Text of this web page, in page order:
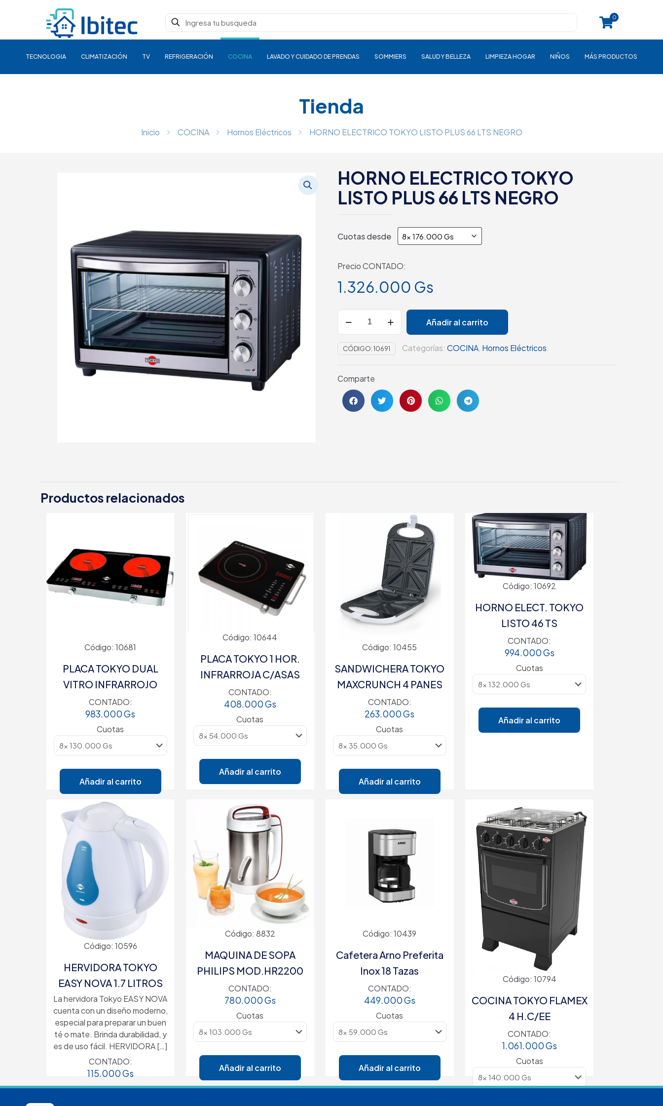
0
TECNOLOGIA CLIMATIZACIÓN TV REFRIGERACIÓN COCINA LAVADO Y CUIDADO DE PRENDAS SOMMIERS SALUD Y BELLEZA LIMPIEZA HOGAR NIÑOS MÁS PRODUCTOS
Tienda
Inicio COCINA Hornos Eléctricos HORNO ELECTRICO TOKYO LISTO PLUS 66 LTS NEGRO
HORNO ELECTRICO TOKYO
LISTO PLUS 66 LTS NEGRO
Cuotas desde
Precio CONTADO:
1.326.000 Gs
Añadir al carrito
CÓDIGO:10691 Categorías: COCINA Hornos Eléctricos
Comparte
Productos relacionados
Código: 10681
PLACA TOKYO DUAL
VITRO INFRARROJO
CONTADO:
983.000Gs
Cuotas
Añadir al carrito
Código: 10644
PLACA TOKYO 1 HOR.
INFRARROJA C/ASAS
CONTADO:
408.000Gs
Cuotas
Añadir al carrito
Código: 10455
SANDWICHERA TOKYO
MAXCRUNCH 4 PANES
CONTADO:
263.000Gs
Cuotas
Añadir al carrito
Código: 10692
HORNO ELECT. TOKYO
LISTO 46 TS
CONTADO:
994.000Gs
Cuotas
Añadir al carrito
Código: 10596
HERVIDORA TOKYO
EASY NOVA 1.7 LITROS
La hervidora Tokyo EASY NOVA
cuenta con un diseño moderno,
especial para preparar un buen
té o mate. Brinda durabilidad, y
es de uso fácil. HERVIDORA[…]
CONTADO:
115.000Gs
Cuotas
Código: 8832
MAQUINA DE SOPA
PHILIPS MOD.HR2200
CONTADO:
780.000Gs
Cuotas
Añadir al carrito
Código: 10439
Cafetera Arno Preferita
Inox 18 Tazas
CONTADO:
449.000Gs
Cuotas
Añadir al carrito
Código: 10794
COCINA TOKYO FLAMEX
4 H.C/EE
CONTADO:
1.061.000Gs
Cuotas